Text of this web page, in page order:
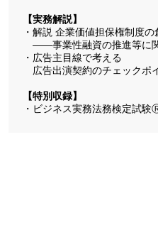
【実務解説】
・解説 企業価値担保権制度の
――事業性融資の推進等に
・広告主目線で考える
広告出演契約のチェックポ
【特別収録】
・ビジネス実務法務検定試